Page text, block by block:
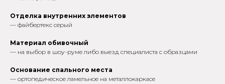
Отделка внутренних элементов
— файбертекс серый
Материал обивочный
— на выбор в шоу-руме либо выезд специалиста с образцами
Основание спального места
— ортопедическое ламельное на металлокаркасе